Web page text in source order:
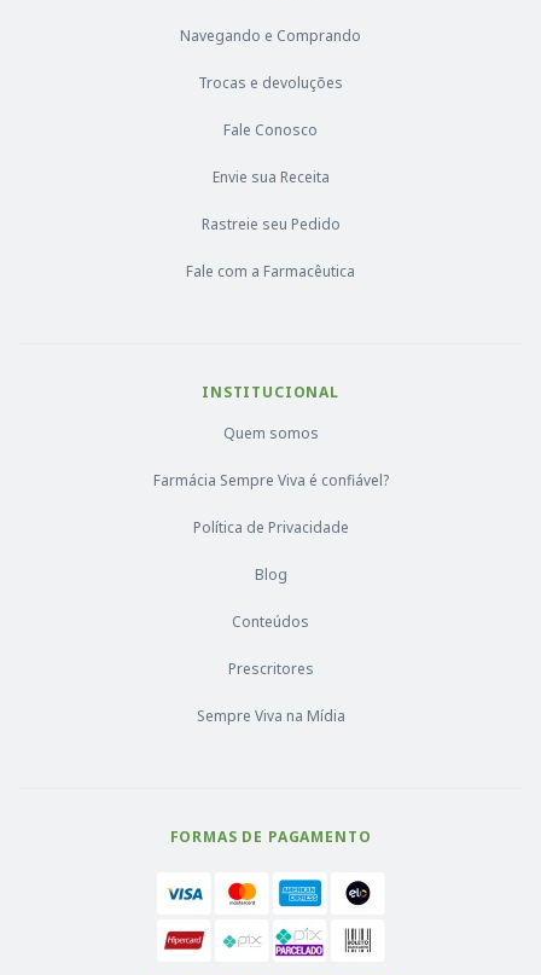
Navegando e Comprando
Trocas e devoluções
Fale Conosco
Envie sua Receita
Rastreie seu Pedido
Fale com a Farmacêutica
INSTITUCIONAL
Quem somos
Farmácia Sempre Viva é confiável?
Política de Privacidade
Blog
Conteúdos
Prescritores
Sempre Viva na Mídia
FORMAS DE PAGAMENTO